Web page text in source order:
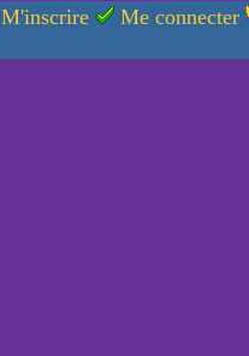
M'inscrire Me connecter